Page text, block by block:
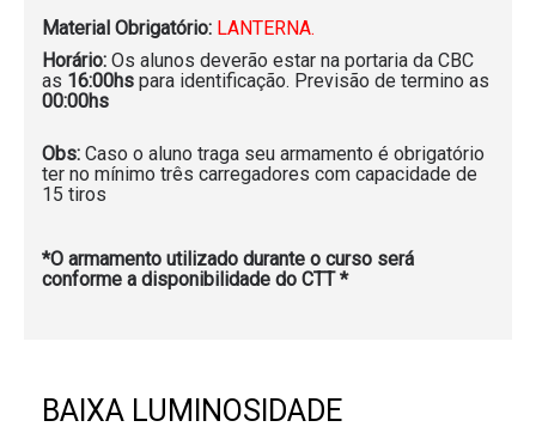
Material Obrigatório: LANTERNA.
Horário: Os alunos deverão estar na portaria da CBC
as 16:00hs para identificação. Previsão de termino as
00:00hs
Obs: Caso o aluno traga seu armamento é obrigatório
ter no mínimo três carregadores com capacidade de
15 tiros
*O armamento utilizado durante o curso será
conforme a disponibilidade do CTT *
BAIXA LUMINOSIDADE